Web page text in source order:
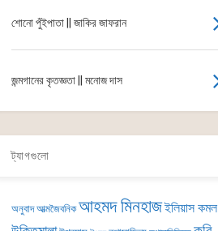
শোনো পুঁইপাতা || জাকির জাফরান
জন্মগানের কৃতজ্ঞতা || মনোজ দাস
ট্যাগগুলো
অনুবাদ আত্মজৈবনিক আহমদ মিনহাজইলিয়াস কমল